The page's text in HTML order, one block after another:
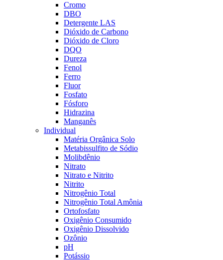
Cromo
DBO
Detergente LAS
Dióxido de Carbono
Dióxido de Cloro
DQO
Dureza
Fenol
Ferro
Fluor
Fosfato
Fósforo
Hidrazina
Manganês
Individual
Matéria Orgânica Solo
Metabissulfito de Sódio
Molibdênio
Nitrato
Nitrato e Nitrito
Nitrito
Nitrogênio Total
Nitrogênio Total Amônia
Ortofosfato
Oxigênio Consumido
Oxigênio Dissolvido
Ozônio
pH
Potássio